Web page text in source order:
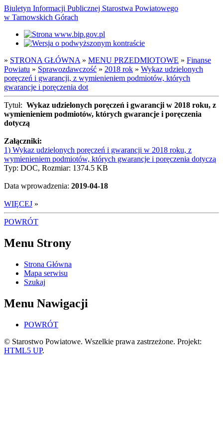
Biuletyn Informacji Publicznej Starostwa Powiatowego
w Tarnowskich Górach
» STRONA GŁÓWNA » MENU PRZEDMIOTOWE » Finanse
Powiatu » Sprawozdawczość » 2018 rok » Wykaz udzielonych
poręczeń i gwarancji, z wymienieniem podmiotów, których
gwarancje i poręczenia dot
Tytuł: Wykaz udzielonych poręczeń i gwarancji w 2018 roku, z
wymienieniem podmiotów, których gwarancje i poręczenia
dotyczą
Załączniki:
1) Wykaz udzielonych poręczeń i gwarancji w 2018 roku, z
wymienieniem podmiotów, których gwarancje i poręczenia dotyczą
Typ: DOC, Rozmiar: 1374.5 KB
Data wprowadzenia: 2019-04-18
WIĘCEJ »
POWRÓT
Menu Strony
Strona Główna
Mapa serwisu
Szukaj
Menu Nawigacji
POWRÓT
© Starostwo Powiatowe. Wszelkie prawa zastrzeżone. Projekt:
HTML5 UP.